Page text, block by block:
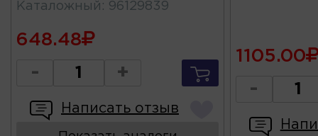
Каталожный : 96129839
648.48
- +
Написать отзыв
1105.00
-